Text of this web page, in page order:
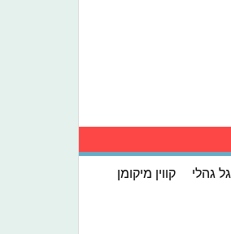
גל גהלי קווין מיקומן